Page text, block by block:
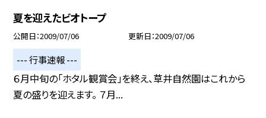
夏を迎えたビオトープ
公開日 2009/07/06 更新日 2009/07/06
--- 行事速報 ---
６月中旬の「ホタル観賞会」を終え、草井自然園はこれから
夏の盛りを迎えます。 ７月...